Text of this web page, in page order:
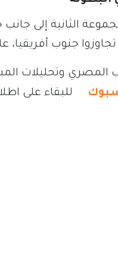
الثانية إلى جانب
المصري وتحليلات
للبقاء على